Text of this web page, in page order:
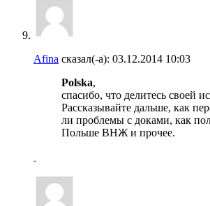
Afina сказал(-а): 03.12.2014 10:03
Polska,
спасибо, что делитесь своей
Рассказывайте дальше, как
ли проблемы с доками, как
Польше ВНЖ и прочее.